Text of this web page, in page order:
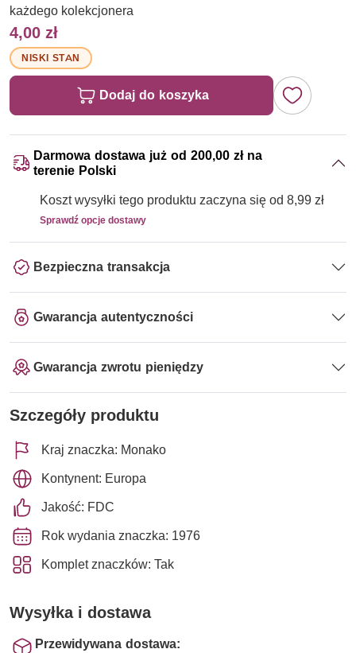
każdego kolekcjonera
4,00 zł
NISKI STAN
Dodaj do koszyka
Darmowa dostawa już od 200,00 zł na
terenie Polski
Koszt wysyłki tego produktu zaczyna się od 8,99 zł
Sprawdź opcje dostawy
Bezpieczna transakcja
Gwarancja autentyczności
Gwarancja zwrotu pieniędzy
Szczegóły produktu
Kraj znaczka: Monako
Kontynent: Europa
Jakość: FDC
Rok wydania znaczka: 1976
Komplet znaczków: Tak
Wysyłka i dostawa
Przewidywana dostawa: